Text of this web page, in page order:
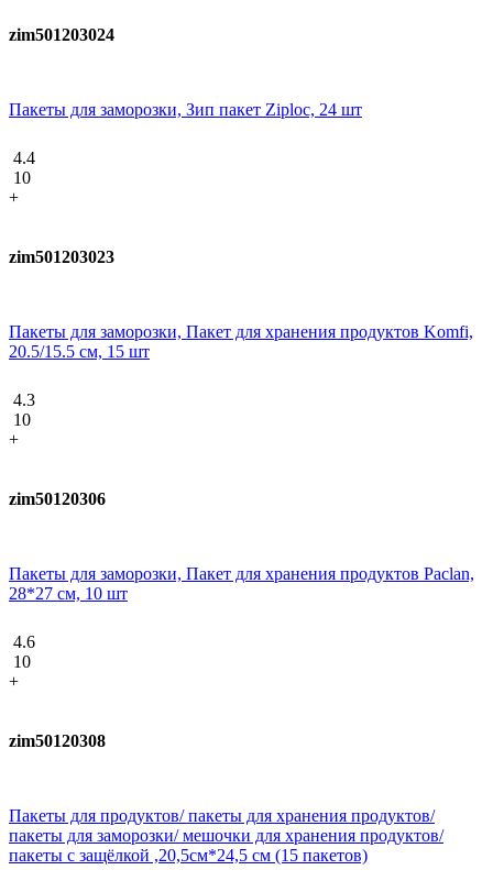
zim501203024
Пакеты для заморозки, Зип пакет Ziploc, 24 шт
4.4
10
+
zim501203023
Пакеты для заморозки, Пакет для хранения продуктов Komfi,
20.5/15.5 см, 15 шт
4.3
10
+
zim50120306
Пакеты для заморозки, Пакет для хранения продуктов Paclan,
28*27 см, 10 шт
4.6
10
+
zim50120308
Пакеты для продуктов/ пакеты для хранения продуктов/
пакеты для заморозки/ мешочки для хранения продуктов/
пакеты с защёлкой ,20,5см*24,5 см (15 пакетов)